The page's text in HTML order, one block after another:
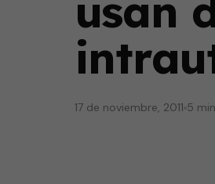
usan
17 de noviembre, 2011 5